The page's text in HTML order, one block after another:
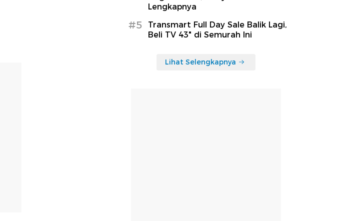
Lengkapnya
#5
Transmart Full Day Sale Balik Lagi,
Beli TV 43" di Semurah Ini
Lihat Selengkapnya